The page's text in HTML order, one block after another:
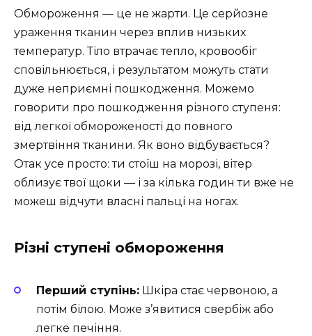
Обмороження — це не жарти. Це серйозне
ураження тканин через вплив низьких
температур. Тіло втрачає тепло, кровообіг
сповільнюється, і результатом можуть стати
дуже неприємні пошкодження. Можемо
говорити про пошкодження різного ступеня:
від легкої обмороженості до повного
змертвіння тканини. Як воно відбувається?
Отак усе просто: ти стоїш на морозі, вітер
облизує твої щоки — і за кілька годин ти вже не
можеш відчути власні пальці на ногах.
Різні ступені обмороження
Перший ступінь: Шкіра стає червоною, а
потім білою. Може з’явитися свербіж або
легке печіння.